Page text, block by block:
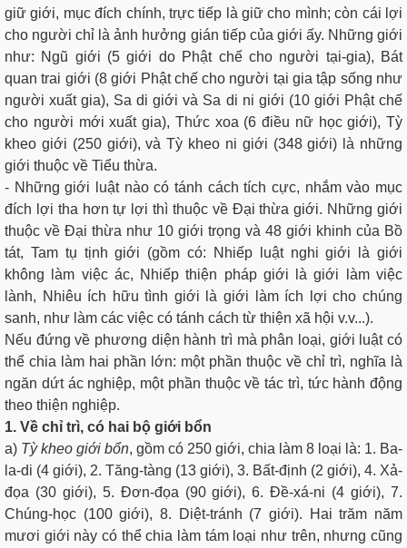
giữ giới, mục đích chính, trực tiếp là giữ cho mình; còn cái lợi
cho người chỉ là ảnh hưởng gián tiếp của giới ấy. Những giới
như: Ngũ giới (5 giới do Phật chế cho người tại-gia), Bát
quan trai giới (8 giới Phật chế cho người tại gia tập sống như
người xuất gia), Sa di giới và Sa di ni giới (10 giới Phật chế
cho người mới xuất gia), Thức xoa (6 điều nữ học giới), Tỳ
kheo giới (250 giới), và Tỳ kheo ni giới (348 giới) là những
giới thuộc về Tiểu thừa.
- Những giới luật nào có tánh cách tích cực, nhắm vào mục
đích lợi tha hơn tự lợi thì thuộc về Ðại thừa giới. Những giới
thuộc về Ðại thừa như 10 giới trọng và 48 giới khinh của Bồ
tát, Tam tụ tịnh giới (gồm có: Nhiếp luật nghi giới là giới
không làm việc ác, Nhiếp thiện pháp giới là giới làm việc
lành, Nhiêu ích hữu tình giới là giới làm ích lợi cho chúng
sanh, như làm các việc có tánh cách từ thiện xã hội v.v...).
Nếu đứng về phương diện hành trì mà phân loại, giới luật có
thể chia làm hai phần lớn: một phần thuộc về chỉ trì, nghĩa là
ngăn dứt ác nghiệp, một phần thuộc về tác trì, tức hành động
theo thiện nghiệp.
1. Về chỉ trì, có hai bộ giới bổn
a) Tỳ kheo giới bổn, gồm có 250 giới, chia làm 8 loại là: 1. Ba-
la-di (4 giới), 2. Tăng-tàng (13 giới), 3. Bất-định (2 giới), 4. Xả-
đọa (30 giới), 5. Ðơn-đọa (90 giới), 6. Ðề-xá-ni (4 giới), 7.
Chúng-học (100 giới), 8. Diệt-tránh (7 giới). Hai trăm năm
mươi giới này có thể chia làm tám loại như trên, nhưng cũng